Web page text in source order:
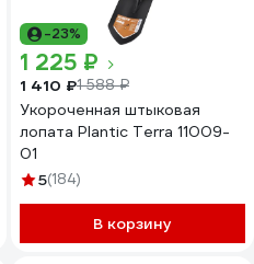
-23%
1 225 ₽
1 410 ₽1 588 ₽
Укороченная штыковая
лопата Plantic Terra 11009-
01
5(184)
В корзину